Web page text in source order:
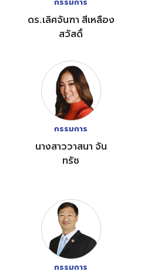
ดร.เลิศจันฑา สีเหลือง
สวัสดิ์
กรรมการ
นางสาววาสนา จัน
ทรัช
กรรมการ